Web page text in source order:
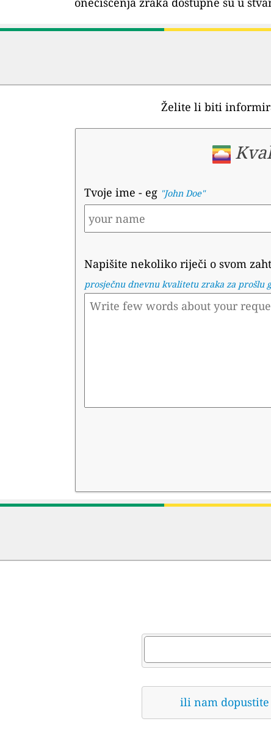
Želite li biti
Tvoje ime - eg "John Doe"
Napišite nekoliko riječi o svom
prosječnu dnevnu kvalitetu zraka za prošlu
ili nam